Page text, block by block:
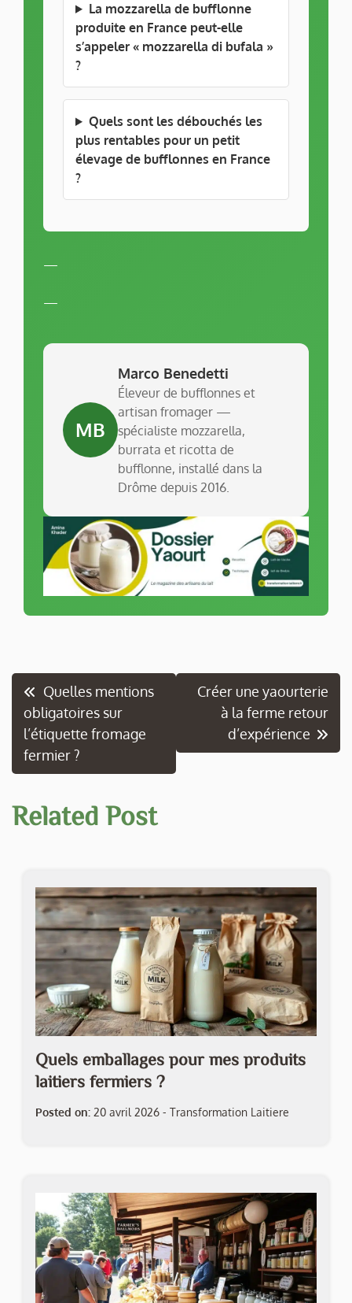
La mozzarella de bufflonne
produite en France peut-elle
s’appeler « mozzarella di bufala »
?
Quels sont les débouchés les
plus rentables pour un petit
élevage de bufflonnes en France
?
—
—
MB
Marco Benedetti
Éleveur de bufflonnes et
artisan fromager —
spécialiste mozzarella,
burrata et ricotta de
bufflonne, installé dans la
Drôme depuis 2016.
Navigation
de
l’article
Quelles mentions
obligatoires sur
l’étiquette fromage
fermier ?
Créer une yaourterie
à la ferme retour
d’expérience
Related Post
Quels emballages pour mes produits
laitiers fermiers ?
Posted on: 20 avril 2026 - Transformation Laitiere